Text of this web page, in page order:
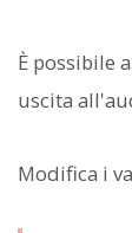
È possibile
uscita
Modifica i